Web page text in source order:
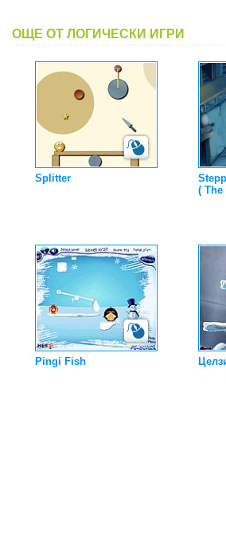
ОЩЕ ОТ ЛОГИЧЕСКИ ИГРИ
Splitter
( The
Pingi Fish